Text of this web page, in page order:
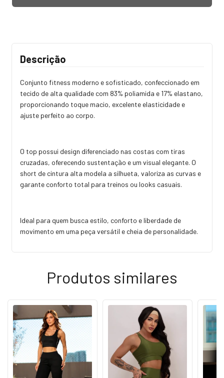
Descrição
Conjunto fitness moderno e sofisticado, confeccionado em
tecido de alta qualidade com 83% poliamida e 17% elastano,
proporcionando toque macio, excelente elasticidade e
ajuste perfeito ao corpo.
O top possui design diferenciado nas costas com tiras
cruzadas, oferecendo sustentação e um visual elegante. O
short de cintura alta modela a silhueta, valoriza as curvas e
garante conforto total para treinos ou looks casuais.
Ideal para quem busca estilo, conforto e liberdade de
movimento em uma peça versátil e cheia de personalidade.
Produtos similares